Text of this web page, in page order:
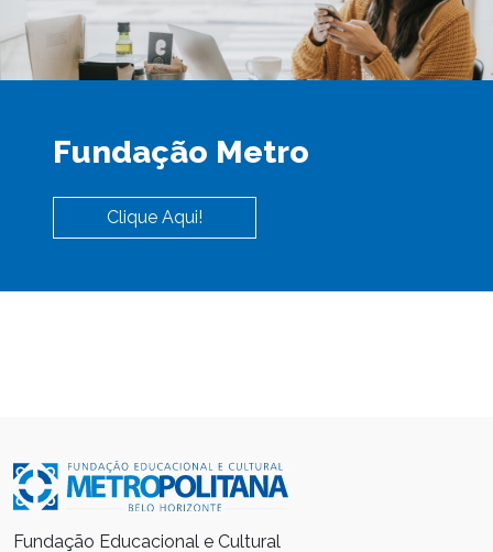
Fundação Metro
Clique Aqui!
Fundação Educacional e Cultural